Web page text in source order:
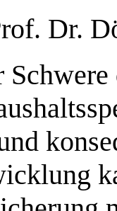
Dr.